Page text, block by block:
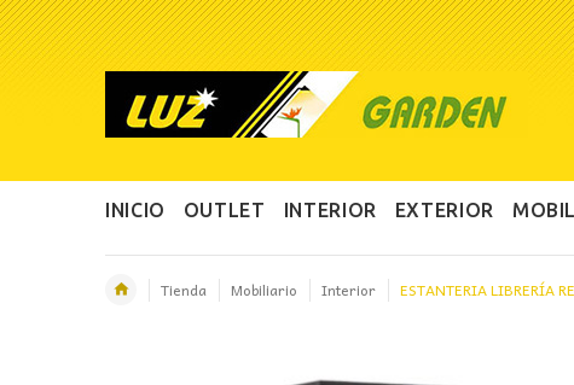
INICIO OUTLET INTERIOR EXTERIOR
Tienda Mobiliario Interior ESTANTERIA LIBRERÍA